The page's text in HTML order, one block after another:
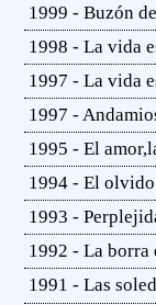
1999 - Buzón
1998 - La vida
1997 - La vida
1997 -
1995 - El
1994 - El
1993 -
1992 - La
1991 - Las